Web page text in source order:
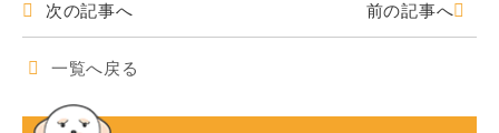
前の記事へ
次の記事へ
一覧へ戻る